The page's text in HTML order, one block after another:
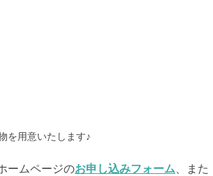
を用意いたします♪
ムページのお申し込みフォーム 、また